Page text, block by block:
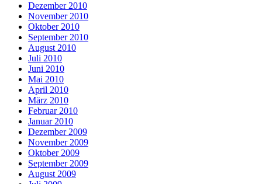
Dezember 2010
November 2010
Oktober 2010
September 2010
August 2010
Juli 2010
Juni 2010
Mai 2010
April 2010
März 2010
Februar 2010
Januar 2010
Dezember 2009
November 2009
Oktober 2009
September 2009
August 2009